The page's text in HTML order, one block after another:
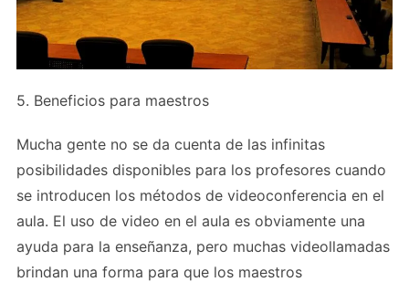
5. Beneficios para maestros
Mucha gente no se da cuenta de las infinitas
posibilidades disponibles para los profesores cuando
se introducen los métodos de videoconferencia en el
aula. El uso de video en el aula es obviamente una
ayuda para la enseñanza, pero muchas videollamadas
brindan una forma para que los maestros